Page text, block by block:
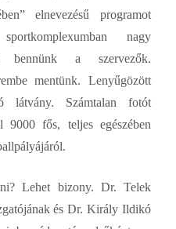
elnevezésű programot
nagy
bennünk a szervezők.
mentünk. Lenyűgözött
látvány. Számtalan fotót
9000 fős, teljes egészében
Lehet bizony. Dr. Telek
és Dr. Király Ildikó